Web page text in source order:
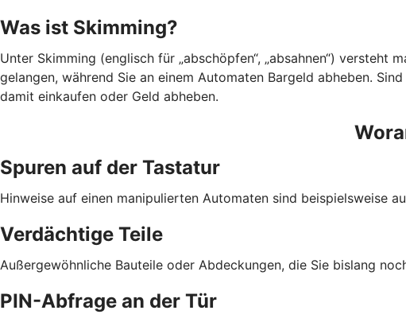
Was ist Skimming?
Unter Skimming (englisch für „abschöpfen“, „absahnen“)
gelangen, während Sie an einem Automaten Bargeld abheben.
damit einkaufen oder Geld abheben.
Spuren auf der Tastatur
Hinweise auf einen manipulierten Automaten sind beispielsweise
Verdächtige Teile
Außergewöhnliche Bauteile oder Abdeckungen, die Sie bislang
PIN-Abfrage an der Tür